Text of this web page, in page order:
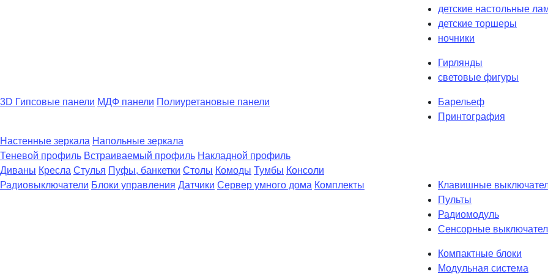
детские настольные
детские торшеры
ночники
Гирлянды
световые фигуры
3D Гипсовые панели МДФ панели Полиуретановые панели
Барельеф
Принтография
Настенные зеркала Напольные зеркала
Теневой профиль Встраиваемый профиль Накладной профиль
Диваны Кресла Стулья Пуфы, банкетки Столы Комоды Тумбы Консоли
Радиовыключатели Блоки управления Датчики Сервер умного дома Комплекты
Клавишные
Пульты
Радиомодуль
Сенсорные
Компактные блоки
Модульная система